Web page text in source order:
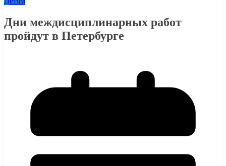
Дни междисциплинарных работ
пройдут в Петербурге